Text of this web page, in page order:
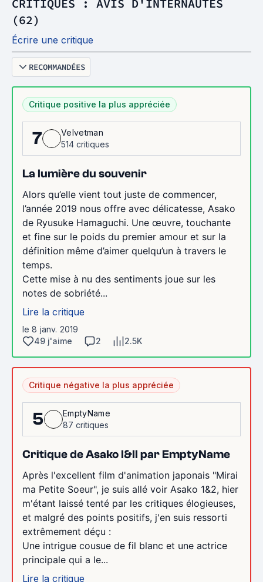
CRITIQUES : AVIS D'INTERNAUTES
(62)
Écrire une critique
RECOMMANDÉES
Critique positive la plus appréciée
7
Velvetman
514 critiques
La lumière du souvenir
Alors qu’elle vient tout juste de commencer,
l’année 2019 nous offre avec délicatesse, Asako
de Ryusuke Hamaguchi. Une œuvre, touchante
et fine sur le poids du premier amour et sur la
définition même d’aimer quelqu’un à travers le
temps.
Cette mise à nu des sentiments joue sur les
notes de sobriété...
Lire la critique
le 8 janv. 2019
49 j'aime
2 2.5K
Critique négative la plus appréciée
5
EmptyName
87 critiques
Critique de Asako I&II par EmptyName
Après l'excellent film d'animation japonais "Mirai
ma Petite Soeur", je suis allé voir Asako 1&2, hier
m'étant laissé tenté par les critiques élogieuses,
et malgré des points positifs, j'en suis ressorti
extrêmement déçu :
Une intrigue cousue de fil blanc et une actrice
principale qui a le...
Lire la critique